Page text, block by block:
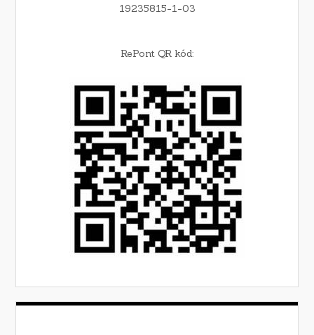
19235815-1-03
RePont QR kód: